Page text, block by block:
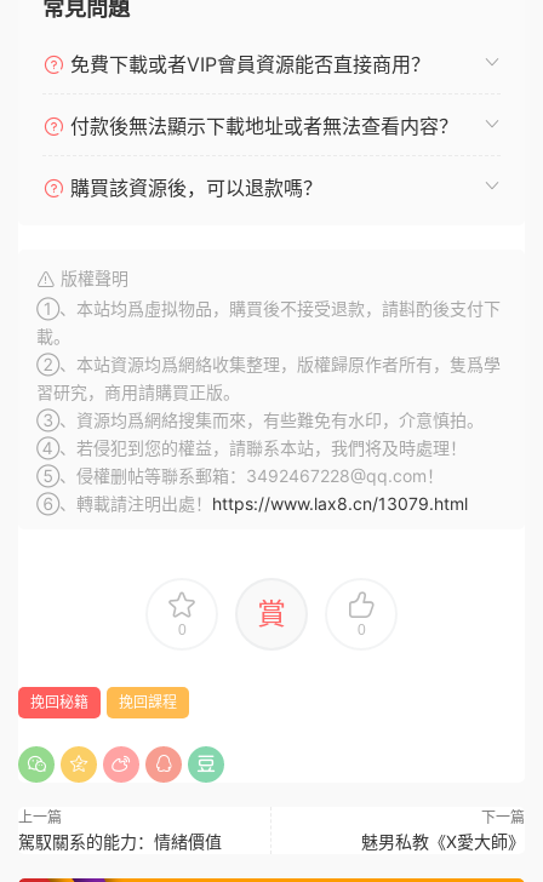
常見問題
免費下載或者VIP會員資源能否直接商用？
付款後無法顯示下載地址或者無法查看内容？
購買該資源後，可以退款嗎？
版權聲明
①、本站均爲虛拟物品，購買後不接受退款，請斟酌後支付下
載。
②、本站資源均爲網絡收集整理，版權歸原作者所有，隻爲學
習研究，商用請購買正版。
③、資源均爲網絡搜集而來，有些難免有水印，介意慎拍。
④、若侵犯到您的權益，請聯系本站，我們将及時處理！
⑤、侵權删帖等聯系郵箱：3492467228@qq.com！
⑥、轉載請注明出處！ https://www.lax8.cn/13079.html
0 賞 0
挽回秘籍 挽回課程
上一篇
駕馭關系的能力：情緒價值
下一篇
魅男私教《X愛大師》